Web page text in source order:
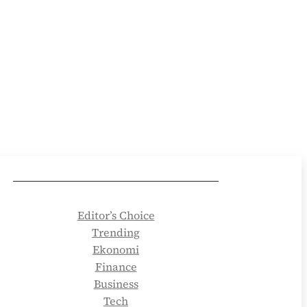
Editor’s Choice
Trending
Ekonomi
Finance
Business
Tech